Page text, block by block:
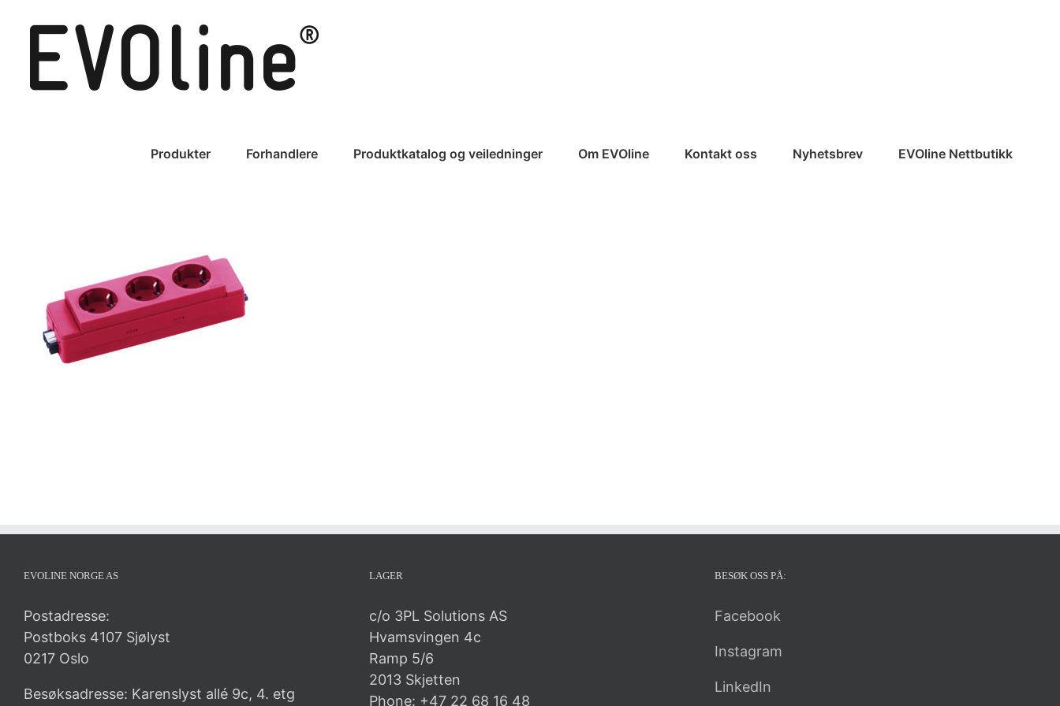
content
Produkter Forhandlere Produktkatalog og veiledninger Om EVOline Kontakt oss Nyhetsbrev EVOline Nettbutikk
EVOLINE NORGE AS
Postadresse:
Postboks 4107 Sjølyst
0217 Oslo
Besøksadresse: Karenslyst allé 9c, 4. etg
LAGER
c/o 3PL Solutions AS
Hvamsvingen 4c
Ramp 5/6
2013 Skjetten
Phone: +47 22 68 16 48
BESØK OSS PÅ:
Facebook
Instagram
LinkedIn